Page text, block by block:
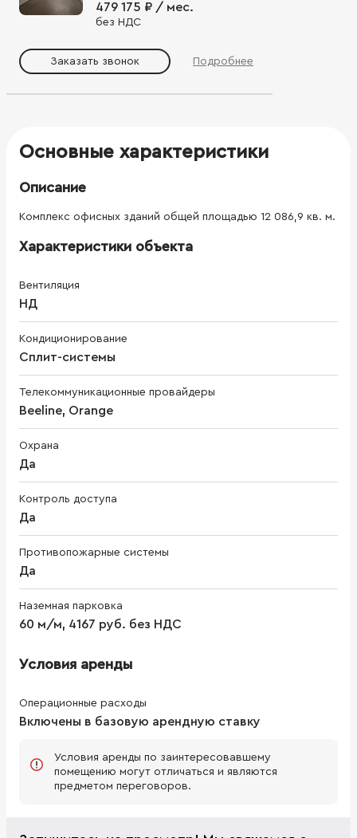
479 175 ₽ / мес.
без НДС
Заказать звонок Подробнее
Основные характеристики
Описание
Комплекс офисных зданий общей площадью 12 086,9 кв. м.
Характеристики объекта
Вентиляция
НД
Кондиционирование
Сплит-системы
Телекоммуникационные провайдеры
Beeline, Orange
Охрана
Да
Контроль доступа
Да
Противопожарные системы
Да
Наземная парковка
60 м/м, 4167 руб. без НДС
Условия аренды
Операционные расходы
Включены в базовую арендную ставку
Условия аренды по заинтересовавшему
помещению могут отличаться и являются
предметом переговоров.